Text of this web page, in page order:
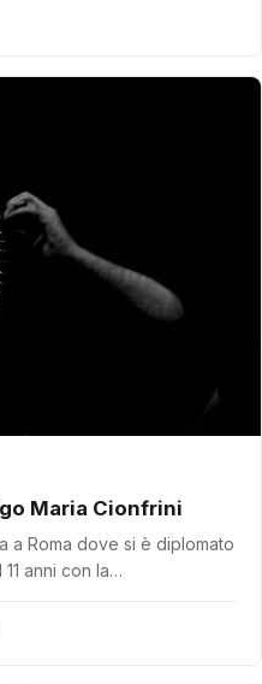
Maria Cionfrini
a Roma dove si è diplomato
anni con la…